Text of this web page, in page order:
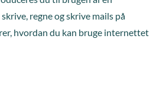
regne og skrive mails på
hvordan du kan bruge internettet